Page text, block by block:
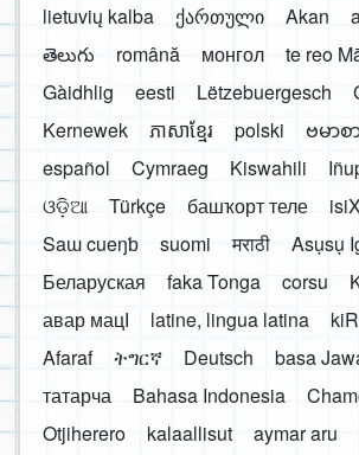
lietuvių kalba
ქართული Akan
తెలుగు
română монгол te reo
Gàidhlig
eesti Lëtzebuergesch
Kernewek
ភាសាខ្មែរ polski ဗမာစ
español
Cymraeg Kiswahili
ଓଡ଼ିଆ
Türkçe башҡорт теле
Saɯ cueŋƅ
suomi मराठी Asụsụ
Беларуская
faka Tonga corsu
авар мацӀ
latine, lingua latina
Afaraf
ትግርኛ Deutsch basa
татарча
Bahasa Indonesia
Otjiherero
kalaallisut aymar aru